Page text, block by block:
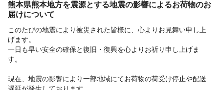
熊本県熊本地方を震源とする地震の影響によるお荷物のお
届けについて
このたびの地震により被災された皆様に、心よりお見舞い申し上
げます。
一日も早い安全の確保と復旧・復興を心よりお祈り申し上げま
す。
現在、地震の影響により一部地域にてお荷物の荷受け停止や配送